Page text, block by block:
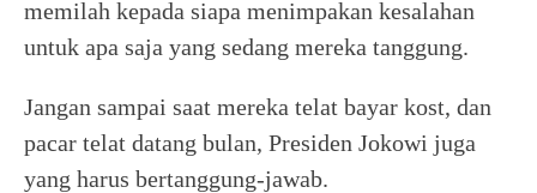
memilah kepada siapa menimpakan kesalahan
untuk apa saja yang sedang mereka tanggung.
Jangan sampai saat mereka telat bayar kost, dan
pacar telat datang bulan, Presiden Jokowi juga
yang harus bertanggung-jawab.